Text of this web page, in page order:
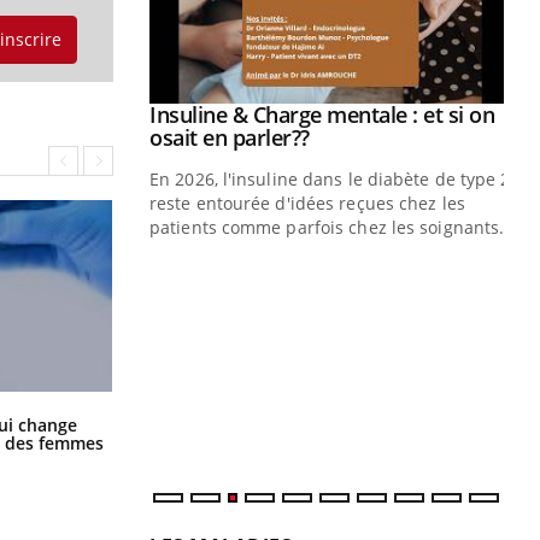
change
femmes
mental ou
de la
ce qui la rend
Youtube
Insuline & Charge mentale : et si on
osait en parler??Youtube
En 2026, l'insuline dans le diabète de type 2
reste entourée d'idées reçues chez les
patients comme parfois chez les soignants.